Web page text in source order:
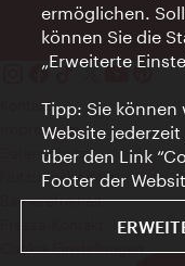
Kontakt
Impressum
Datenschutz
Nutzungsbedingungen
Barrierefreiheit
Cookie Einstellungen
ermöglichen.
können Sie die
„Erweiterte
Tipp: Sie können
Website
über den Link
Footer der